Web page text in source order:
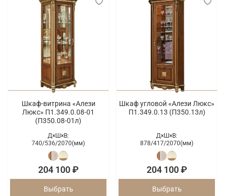
Шкаф-витрина «Алези
Люкс» П1.349.0.08-01
(П350.08-01л)
Д×Ш×В:
740/536/2070(мм)
204 100 ₽
Выбрать
Шкаф угловой «Алези Люкс»
П1.349.0.13 (П350.13л)
Д×Ш×В:
878/417/2070(мм)
204 100 ₽
Выбрать